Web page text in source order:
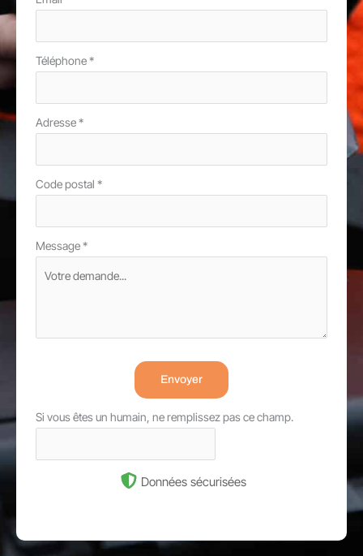
Téléphone*
Adresse*
Code postal *
Message*
Envoyer
Si vous êtes un humain, ne remplissez pas ce champ.
Données sécurisées